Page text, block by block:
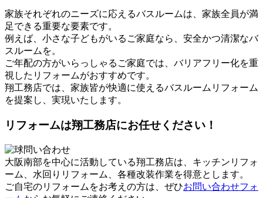
家族それぞれのニーズに応えるバスルームは、家族全員が満
足できる重要な要素です。
例えば、小さな子どもがいるご家庭なら、安全かつ清潔なバ
スルームを。
ご年配の方がいらっしゃるご家庭では、バリアフリー化を重
視したリフォームがおすすめです。
翔工務店では、家族皆が快適に使えるバスルームリフォーム
を提案し、実現いたします。
リフォームは翔工務店にお任せください！
大阪南部を中心に活動している翔工務店は、キッチンリフォ
ーム、水回りリフォーム、各種改装作業を得意とします。
ご自宅のリフォームをお考えの方は、ぜひお問い合わせフォ